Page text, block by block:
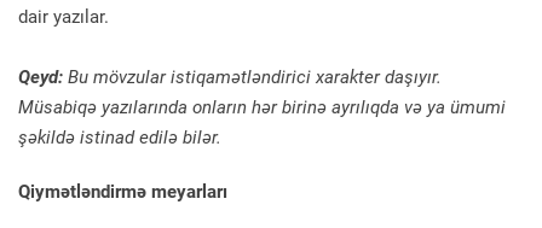
dair yazılar.
Qeyd: Bu mövzular istiqamətləndirici xarakter daşıyır.
Müsabiqə yazılarında onların hər birinə ayrılıqda və ya ümumi
şəkildə istinad edilə bilər.
Qiymətləndirmə meyarları